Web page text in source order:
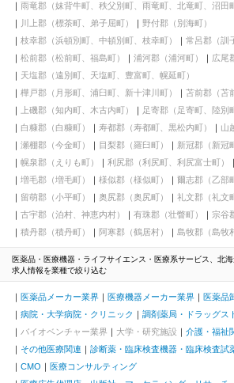
雨竜郡（妹背牛町、秩父別町、雨竜町、北竜町、沼田
川上郡（標茶町、弟子屈町）
野付郡（別海町）
枝幸郡（浜頓別町、中頓別町、枝幸町）
常呂郡（訓
松前郡（松前町、福島町）
浦河郡（浦河町）
広尾
天塩郡（遠別町、天塩町、豊富町、幌延町）
樺戸郡（月形町、浦臼町、新十津川町）
苫前郡（苫
上磯郡（知内町、木古内町）
足寄郡（足寄町、陸別
白糠郡（白糠町）
寿都郡（寿都町、黒松内町）
山
瀬棚郡（今金町）
目梨郡（羅臼町） 新冠郡（新冠
幌泉郡（えりも町）
利尻郡（利尻町、利尻富士町）
増毛郡（増毛町）
様似郡（様似町） 爾志郡（乙部
留萌郡（小平町）
奥尻郡（奥尻町）
礼文郡（礼文
古宇郡（泊村、神恵内村）
有珠郡（壮瞥町）
宗谷
積丹郡（積丹町）
阿寒郡（鶴居村） 島牧郡（島牧
医薬品・医療機器・ライフサイエンス・医療系サービス、北
求人情報を業種で絞り込む
医薬品メーカー業界 医療機器メーカー業界 医薬品
病院・大学病院・クリニック
調剤薬局・ドラッグス
バイオベンチャー業界
大学・研究施設
介護・福祉
その他医療関連
診断薬・臨床検査機器・臨床検査試
CMO
医療コンサルティング